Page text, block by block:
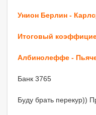
Унион Берлин -
Итоговый
Албинолеффе -
Банк 3765
Буду брать перекур))